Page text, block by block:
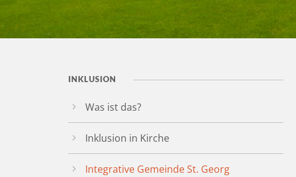
INKLUSION
Was ist das?
Inklusion in Kirche
Integrative Gemeinde St. Georg